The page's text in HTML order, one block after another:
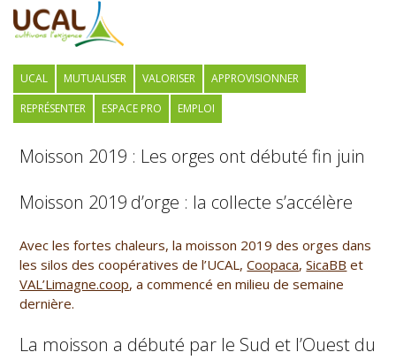
UCAL MUTUALISER VALORISER
APPROVISIONNER
REPRÉSENTER
ESPACE PRO EMPLOI
Moisson 2019 : Les orges ont débuté fin juin
Moisson 2019 d’orge : la collecte s’accélère
Avec les fortes chaleurs, la moisson 2019 des orges dans
les silos des coopératives de l’UCAL,Coopaca,SicaBB et
VAL’Limagne.coop, a commencé en milieu de semaine
dernière.
La moisson a débuté par le Sud et l’Ouest du